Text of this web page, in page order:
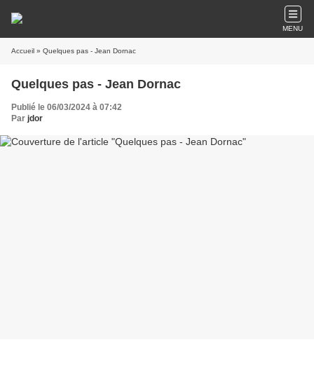
MENU
Accueil » Quelques pas - Jean Dornac
Quelques pas - Jean Dornac
Publié le 06/03/2024 à 07:42
Par jdor